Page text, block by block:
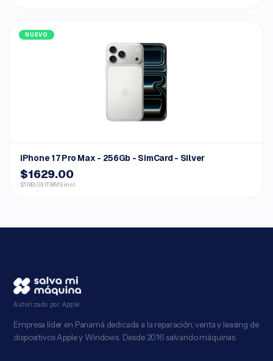
NUEVO
iPhone 17 Pro Max - 256Gb - SimCard - Silver
$1629.00
$1743.03 ITBMS incl.
Autorizado por Apple
Empresa líder en Panamá dedicada a la reparación, venta y leasing de
dispositivos Apple y Windows. Desde 2016 salvando máquinas.